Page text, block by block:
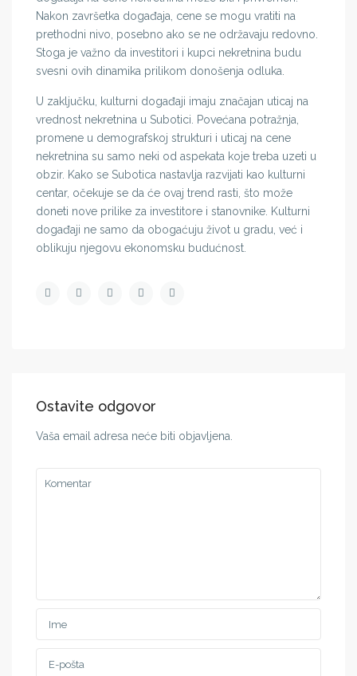
Nakon završetka događaja, cene se mogu vratiti na
prethodni nivo, posebno ako se ne održavaju redovno.
Stoga je važno da investitori i kupci nekretnina budu
svesni ovih dinamika prilikom donošenja odluka.
U zaključku, kulturni događaji imaju značajan uticaj na
vrednost nekretnina u Subotici. Povećana potražnja,
promene u demografskoj strukturi i uticaj na cene
nekretnina su samo neki od aspekata koje treba uzeti u
obzir. Kako se Subotica nastavlja razvijati kao kulturni
centar, očekuje se da će ovaj trend rasti, što može
doneti nove prilike za investitore i stanovnike. Kulturni
događaji ne samo da obogaćuju život u gradu, već i
oblikuju njegovu ekonomsku budućnost.
Ostavite odgovor
Vaša email adresa neće biti objavljena.